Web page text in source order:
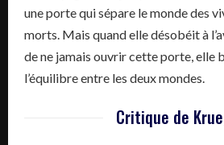
une porte qui sépare le monde des
morts. Mais quand elle désobéit à
de ne jamais ouvrir cette porte, elle
l’équilibre entre les deux mondes.
Critique de